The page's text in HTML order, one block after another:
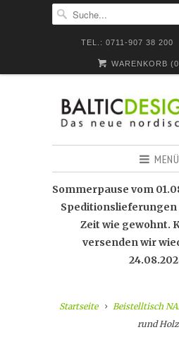
TEL.: 0711-907 38 200
WARENKORB (0
MENÜ
Sommerpause vom
Zeit wie gewohnt.
versenden wir
Startseite Beistelltisch
rund Holz